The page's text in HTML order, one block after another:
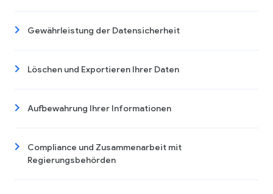
Gewährleistung der Datensicherheit
Löschen und Exportieren Ihrer Daten
Aufbewahrung Ihrer Informationen
Compliance und Zusammenarbeit mit
Regierungsbehörden